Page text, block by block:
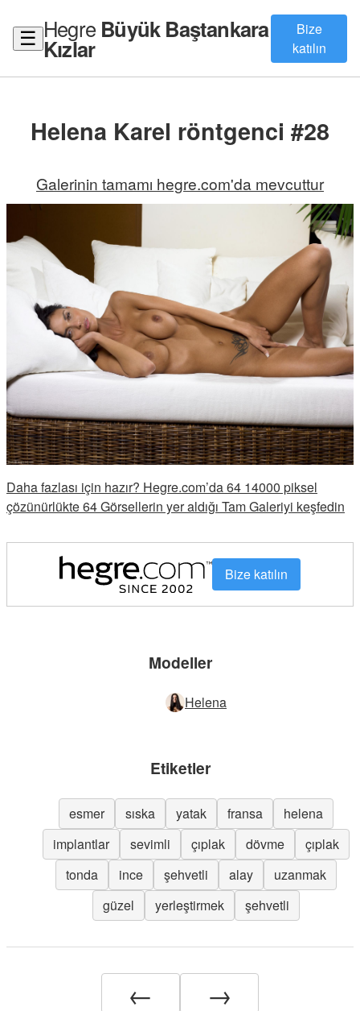
☰ Hegre Büyük Baştankara
Kızlar
Bize
katılın
Helena Karel röntgenci #28
Galerinin tamamı hegre.com'da mevcuttur
Daha fazlası için hazır? Hegre.com’da 64 14000 piksel
çözünürlükte 64 Görsellerin yer aldığı Tam Galeriyi keşfedin
Bize katılın
Modeller
Helena
Etiketler
esmer sıska yatak fransa
helena
implantlar
sevimli çıplak dövme
çıplak
tonda
ince şehvetli alay
uzanmak
güzel
yerleştirmek şehvetli
← →